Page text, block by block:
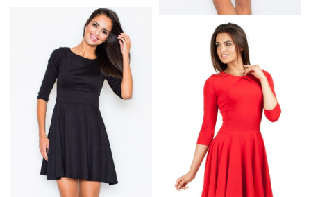
ROZKLOSZOWANA
NIEBIESKA SUKIENKA
ROZKLOSZOWANA
BORDOWA SUKIENKA